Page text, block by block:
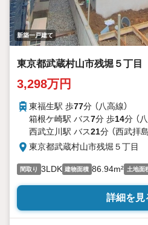
新築一戸建て
東京都武蔵村山市残堀５丁目
3,298万円
東福生駅 歩77分 （八高線）
箱根ケ崎駅 バス7分 歩14分 （
西武立川駅 バス21分 （西武拝島
東京都武蔵村山市残堀５丁目
間取り 3LDK 建物面積 86.94m² 土地面
詳細を見